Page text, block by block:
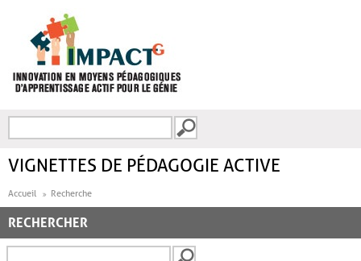
FORMULAIRE DE
VIGNETTES DE PÉDAGOGIE ACTIVE
Accueil Recherche
RECHERCHER